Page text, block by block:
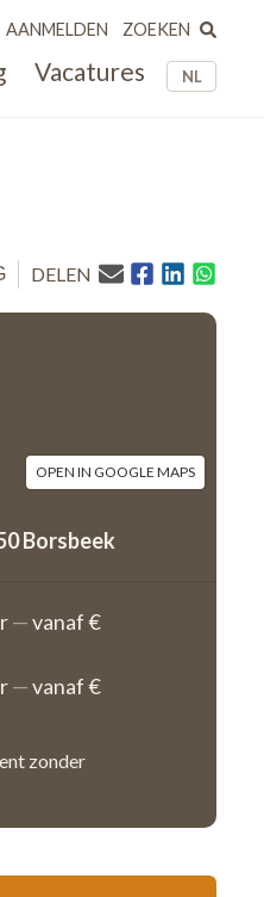
NL
Vacatures
AANMELDEN ZOEKEN
DELEN
OPEN IN GOOGLE MAPS
Borsbeek
—vanaf €
—vanaf €
zonder